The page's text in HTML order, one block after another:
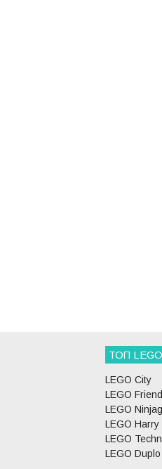
ТОП LEGO
LEGO City
LEGO
LEGO
LEGO Harry
LEGO
LEGO Duplo